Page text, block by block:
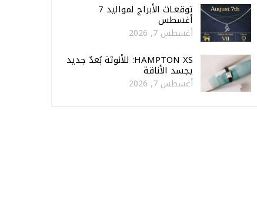
توقعـات الأبراج لمواليد 7
أغسطس
أغسطس 7, 2026
HAMPTON XS: للأنوثة بُعدٌ جديد
يجسد الأناقة
أغسطس 7, 2026